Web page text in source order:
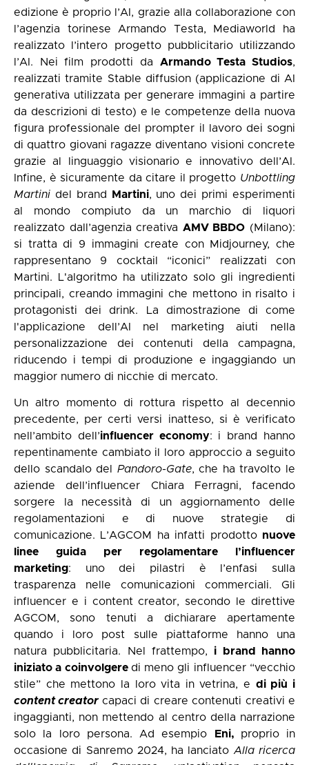
edizione è proprio l’AI, grazie alla collaborazione con
l’agenzia torinese Armando Testa, Mediaworld ha
realizzato l’intero progetto pubblicitario utilizzando
l’AI. Nei film prodotti da Armando Testa Studios,
realizzati tramite Stable diffusion (applicazione di AI
generativa utilizzata per generare immagini a partire
da descrizioni di testo) e le competenze della nuova
figura professionale del prompter il lavoro dei sogni
di quattro giovani ragazze diventano visioni concrete
grazie al linguaggio visionario e innovativo dell’AI.
Infine, è sicuramente da citare il progetto Unbottling
Martini del brand Martini, uno dei primi esperimenti
al mondo compiuto da un marchio di liquori
realizzato dall’agenzia creativa AMV BBDO (Milano):
si tratta di 9 immagini create con Midjourney, che
rappresentano 9 cocktail “iconici” realizzati con
Martini. L'algoritmo ha utilizzato solo gli ingredienti
principali, creando immagini che mettono in risalto i
protagonisti dei drink. La dimostrazione di come
l'applicazione dell’AI nel marketing aiuti nella
personalizzazione dei contenuti della campagna,
riducendo i tempi di produzione e ingaggiando un
maggior numero di nicchie di mercato.
Un altro momento di rottura rispetto al decennio
precedente, per certi versi inatteso, si è verificato
nell’ambito dell’influencer economy: i brand hanno
repentinamente cambiato il loro approccio a seguito
dello scandalo del Pandoro-Gate, che ha travolto le
aziende dell’influencer Chiara Ferragni, facendo
sorgere la necessità di un aggiornamento delle
regolamentazioni e di nuove strategie di
comunicazione. L’AGCOM ha infatti prodotto nuove
linee guida per regolamentare l’influencer
marketing: uno dei pilastri è l’enfasi sulla
trasparenza nelle comunicazioni commerciali. Gli
influencer e i content creator, secondo le direttive
AGCOM, sono tenuti a dichiarare apertamente
quando i loro post sulle piattaforme hanno una
natura pubblicitaria. Nel frattempo, i brand hanno
iniziato a coinvolgere di meno gli influencer “vecchio
stile” che mettono la loro vita in vetrina, e di più i
content creator capaci di creare contenuti creativi e
ingaggianti, non mettendo al centro della narrazione
solo la loro persona. Ad esempio
Eni, proprio in
occasione di Sanremo 2024, ha lanciato Alla ricerca